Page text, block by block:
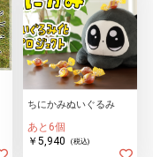
ちにかみぬいぐるみ
あと6個
￥5,940
(税込)